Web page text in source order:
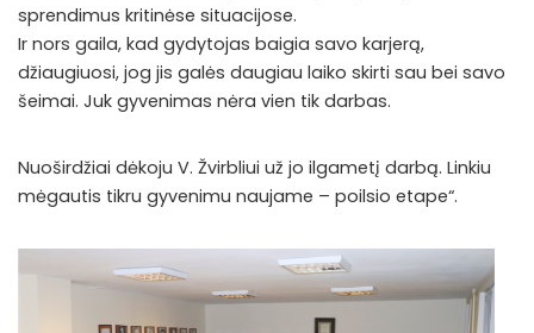
sprendimus kritinėse situacijose.
Ir nors gaila, kad gydytojas baigia savo karjerą,
džiaugiuosi, jog jis galės daugiau laiko skirti sau bei savo
šeimai. Juk gyvenimas nėra vien tik darbas.
Nuoširdžiai dėkoju V. Žvirbliui už jo ilgametį darbą. Linkiu
mėgautis tikru gyvenimu naujame – poilsio etape“.